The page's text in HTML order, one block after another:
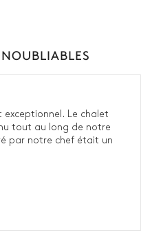
exceptionnel. Le chalet
tout au long de notre
par notre chef était un